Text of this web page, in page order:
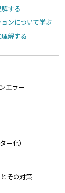
する
ンについて学ぶ
解する
エラー
ー化）
その対策